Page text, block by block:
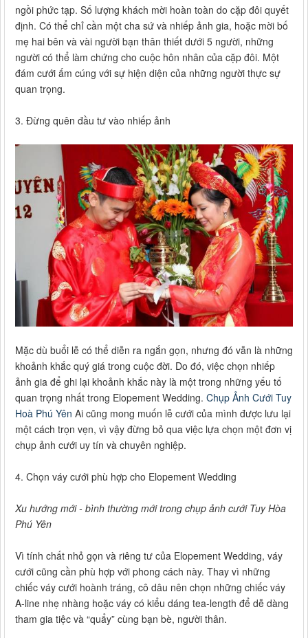
ngồi phức tạp. Số lượng khách mời hoàn toàn do cặp đôi quyết
định. Có thể chỉ cần một cha sứ và nhiếp ảnh gia, hoặc mời bố
mẹ hai bên và vài người bạn thân thiết dưới 5 người, những
người có thể làm chứng cho cuộc hôn nhân của cặp đôi. Một
đám cưới ấm cúng với sự hiện diện của những người thực sự
quan trọng.
3. Đừng quên đầu tư vào nhiếp ảnh
Mặc dù buổi lễ có thể diễn ra ngắn gọn, nhưng đó vẫn là những
khoảnh khắc quý giá trong cuộc đời. Do đó, việc chọn nhiếp
ảnh gia để ghi lại khoảnh khắc này là một trong những yếu tố
quan trọng nhất trong Elopement Wedding. Chụp Ảnh Cưới Tuy
Hoà Phú Yên Ai cũng mong muốn lễ cưới của mình được lưu lại
một cách trọn vẹn, vì vậy đừng bỏ qua việc lựa chọn một đơn vị
chụp ảnh cưới uy tín và chuyên nghiệp.
4. Chọn váy cưới phù hợp cho Elopement Wedding
Xu hướng mới - bình thường mới trong chụp ảnh cưới Tuy Hòa
Phú Yên
Vì tính chất nhỏ gọn và riêng tư của Elopement Wedding, váy
cưới cũng cần phù hợp với phong cách này. Thay vì những
chiếc váy cưới hoành tráng, cô dâu nên chọn những chiếc váy
A-line nhẹ nhàng hoặc váy có kiểu dáng tea-length để dễ dàng
tham gia tiệc và “quẩy” cùng bạn bè, người thân.